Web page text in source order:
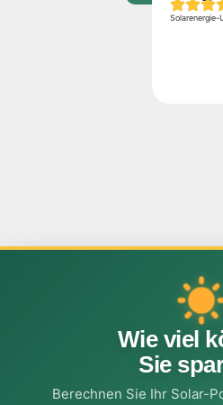
Solarenergie-
Wie viel
Sie
Berechnen Sie Ihr Solar-